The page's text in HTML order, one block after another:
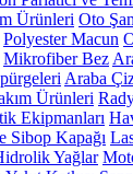
Ürünleri Oto
Polyester Macun
Mikrofiber Bez
Araba
Ürünleri
Ekipmanları
Sibop Kapağı
Yağlar